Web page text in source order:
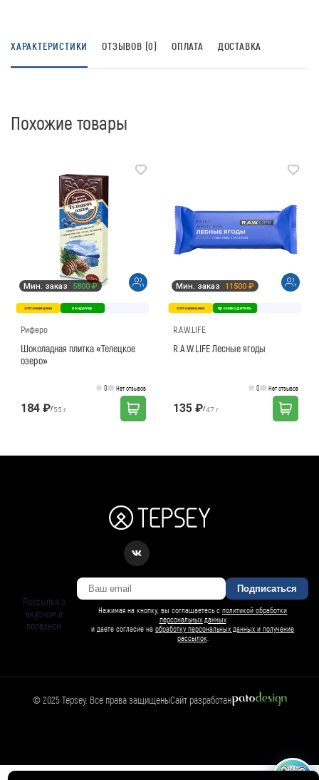
🛍️ Магазин
ХАРАКТЕРИСТИКИ ОТЗЫВОВ (0) ОПЛАТА ДОСТАВКА
Похожие товары
Мин. заказ 5800 ₽
оптовая цена кондитер
Риферо
Шоколадная плитка «Телецкое
озеро»
0 Нет отзывов
184 ₽/55 г
Мин. заказ 11500 ₽
оптовая цена производитель
R.A.W.LIFE
R.A.W.LIFE Лесные ягоды
0 Нет отзывов
135 ₽/47 г
Рассылка о
вкусном и
полезном
Подписаться
Нажимая на кнопку, вы соглашаетесь с политикой обработки
персональных данных
и даете согласие на обработку персональных данных и получение
рассылок
© 2025 Tepsey. Все права защищеныСайт разработан
БАРСИ ИИ